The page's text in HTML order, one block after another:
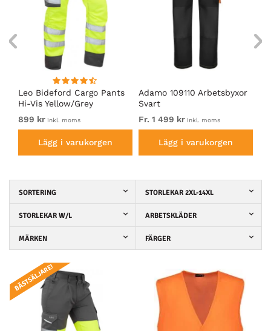
Leo Bideford Cargo Pants
Hi-Vis Yellow/Grey
899 kr inkl. moms
Lägg i varukorgen
Adamo 109110 Arbetsbyxor
Svart
Fr. 1 499 kr inkl. moms
Lägg i varukorgen
SORTERING STORLEKAR 2XL-14XL
STORLEKAR W/L ARBETSKLÄDER
MÄRKEN FÄRGER
BÄSTSÄLJARE!